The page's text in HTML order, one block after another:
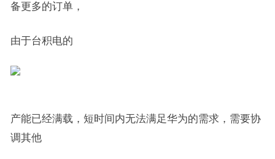
备更多的订单，
由于台积电的
产能已经满载，短时间内无法满足华为的需求，需要协
调其他